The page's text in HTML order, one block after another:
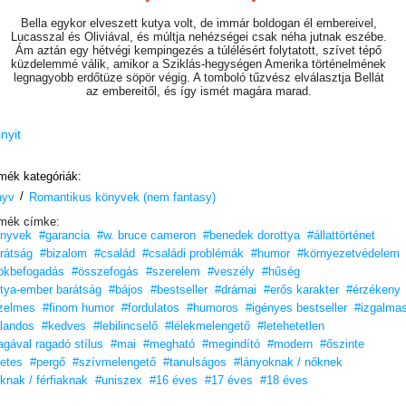
Bella egykor elveszett kutya volt, de immár boldogan él embereivel,
Lucasszal és Oliviával, és múltja nehézségei csak néha jutnak eszébe.
Ám aztán egy hétvégi kempingezés a túlélésért folytatott, szívet tépő
küzdelemmé válik, amikor a Sziklás-hegységen Amerika történelmének
legnagyobb erdőtüze söpör végig. A tomboló tűzvész elválasztja Bellát
az embereitől, és így ismét magára marad.
rejtő erdőben. Hiszen a sűrű rengetegben ragadozók vadásznak,
és minden csapáson fenyegető lángok állják el az útjukat.
Az Egy kutya hazatérfolytatása nem csupán egy pergő kalandregény
vagy egy odaadó kutya küzdelme a túlélésért. Ez a történet arra
ösztönöz minket, hogy mi is higgyünk úgy a kutyáinkban,
ahogy ők hisznek bennünk.
Éld át Bella újabb izgalmakkal teli kalandjait!
„Egy újabb elbűvölő történet egy kivételes kutya-ember barátságról,
tele szívfacsaró kalandokkal.”
– Booklist
kategóriák:
/ Romantikus könyvek (nem fantasy)
címke:
#garancia #w. bruce cameron #benedek dorottya #állattörténet
#bizalom #család #családi problémák #humor #környezetvédelem
#összefogás #szerelem #veszély #hűség
ember barátság #bájos #bestseller #drámai #erős karakter #érzékeny
#finom humor #fordulatos #humoros #igényes bestseller
#kedves #lebilincselő #lélekmelengető #letehetetlen
ragadó stílus
#mai #megható #megindító #modern #őszinte
#pergő #szívmelengető #tanulságos #lányoknak / nőknek
/ férfiaknak #uniszex #16 éves #17 éves #18 éves